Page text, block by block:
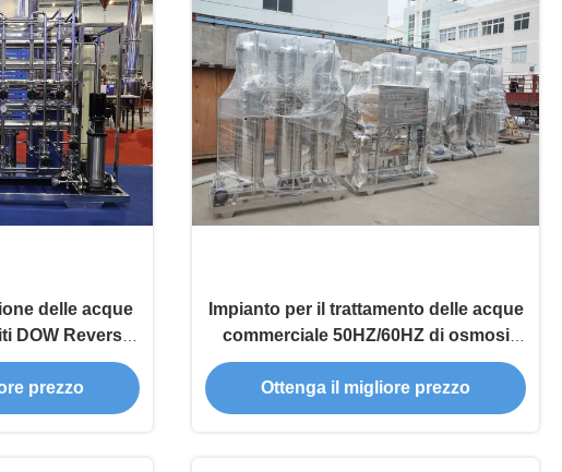
delle acque
DOW Reverse
H
prezzo
Impianto per il trattamento delle acque
commerciale 50HZ/60HZ di osmosi
inversa del carbonio attivo
Ottenga il migliore prezzo